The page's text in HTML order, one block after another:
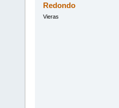
Redondo
Vieras